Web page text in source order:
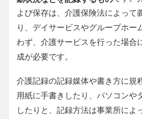
よび保存は、介護保険法によって
り、デイサービスやグループホー
わず、介護サービスを行った場合
成が必要です。
介護記録の記録媒体や書き方に規
用紙に手書きしたり、パソコンや
したりと、記録方法は事業所によ